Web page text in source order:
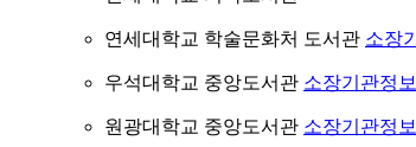
연세대학교 학술문화처 도서관 소장
우석대학교 중앙도서관 소장기관정보
원광대학교 중앙도서관 소장기관정보